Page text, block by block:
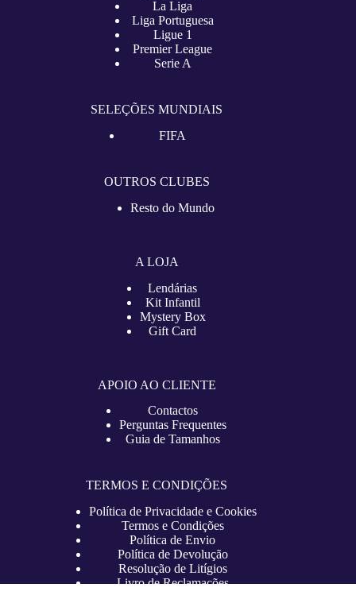
La Liga
Liga Portuguesa
Ligue 1
Premier League
Serie A
SELEÇÕES MUNDIAIS
FIFA
OUTROS CLUBES
Resto do Mundo
A LOJA
Lendárias
Kit Infantil
Mystery Box
Gift Card
APOIO AO CLIENTE
Contactos
Perguntas Frequentes
Guia de Tamanhos
TERMOS E CONDIÇÕES
Política de Privacidade e Cookies
Termos e Condições
Política de Envio
Política de Devolução
Resolução de Litígios
Livro de Reclamações